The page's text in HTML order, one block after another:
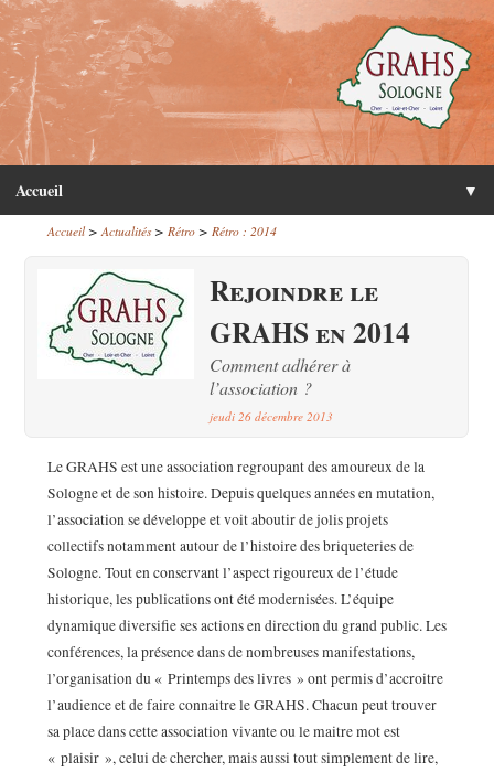
Accueil ▼
Accueil> Actualités> Rétro> Rétro : 2014
Rejoindre le
GRAHS en 2014
Comment adhérer à
l’association ?
jeudi 26 décembre 2013
Le GRAHS est une association regroupant des amoureux de la
Sologne et de son histoire. Depuis quelques années en mutation,
l’association se développe et voit aboutir de jolis projets
collectifs notamment autour de l’histoire des briqueteries de
Sologne. Tout en conservant l’aspect rigoureux de l’étude
historique, les publications ont été modernisées. L’équipe
dynamique diversifie ses actions en direction du grand public. Les
conférences, la présence dans de nombreuses manifestations,
l’organisation du « Printemps des livres » ont permis d’accroitre
l’audience et de faire connaitre le GRAHS. Chacun peut trouver
sa place dans cette association vivante ou le maitre mot est
« plaisir », celui de chercher, mais aussi tout simplement de lire,